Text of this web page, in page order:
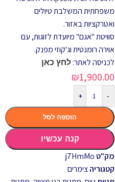
משפחתית המשלבת טיולים
ואטרקציות באזור.
סוויטת "אגם" מיועדת לזוגות, עם
אוירה רומנטית וג'קוזי מפנק.
לכניסה לאתר: לחץ כאן
₪1,900.00
-
+
הוספה לסל
קנה עכשיו
מק"טj7HmMo
קטגוריהצימרים